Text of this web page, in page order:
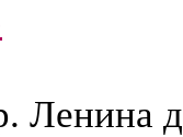
Ленина